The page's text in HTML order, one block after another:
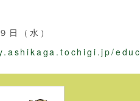
日（水）